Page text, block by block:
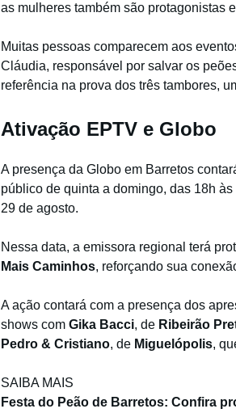
as mulheres também são protagonistas
Muitas pessoas comparecem aos
Cláudia, responsável por salvar os
referência na prova dos três tambores,
Ativação EPTV e Globo
A presença da Globo em Barretos
público de quinta a domingo, das 18h
29 de agosto.
Nessa data, a emissora regional terá
Mais Caminhos, reforçando sua
A ação contará com a presença dos
shows com Gika Bacci, de Ribeirão
Pedro & Cristiano, de Miguelópolis,
SAIBA MAIS
Festa do Peão de Barretos: Confira